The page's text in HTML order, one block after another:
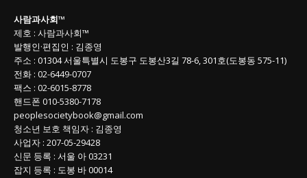
목
록
사람과사회™
제호 : 사람과사회™
발행인·편집인 : 김종영
주소 : 01304서울특별시 도봉구 도봉산3길 78-6, 301호(도봉동 575-11)
전화 : 02-6449-0707
팩스 : 02-6015-8778
핸드폰 010-5380-7178
peoplesocietybook@gmail.com
청소년 보호 책임자 : 김종영
사업자 : 207-05-29428
신문 등록 : 서울 아 03231
잡지 등록 : 도봉 바 00014